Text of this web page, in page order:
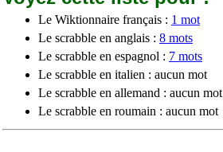
Le Wiktionnaire français : 1 mot
Le scrabble en anglais : 8 mots
Le scrabble en espagnol : 7 mots
Le scrabble en italien : aucun mot
Le scrabble en allemand : aucun mot
Le scrabble en roumain : aucun mot